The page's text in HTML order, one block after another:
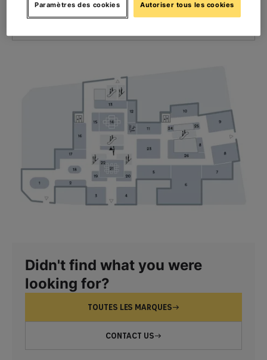
Didn't find what you were
looking for?
TOUTES LES MARQUES
CONTACT US
Paramètres des cookies Autoriser tous les cookies